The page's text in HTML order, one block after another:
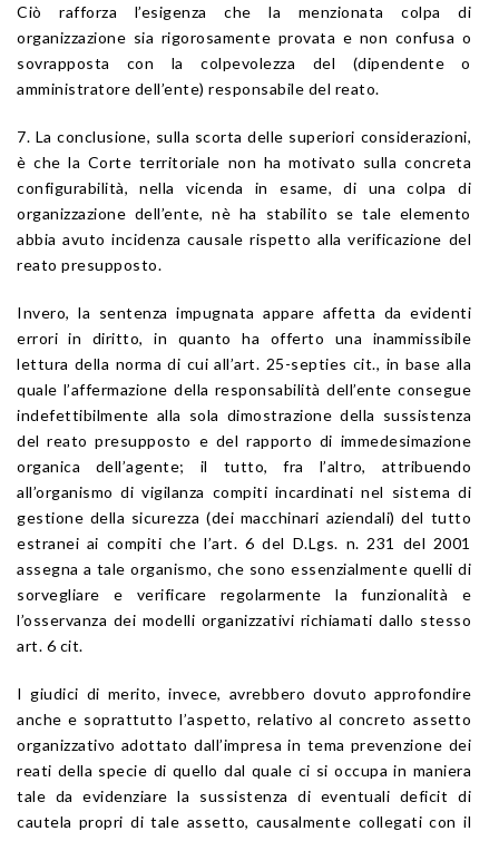
Ciò rafforza l’esigenza che la menzionata colpa di
organizzazione sia rigorosamente provata e non confusa o
sovrapposta con la colpevolezza del (dipendente o
amministratore dell’ente) responsabile del reato.
7. La conclusione, sulla scorta delle superiori considerazioni,
è che la Corte territoriale non ha motivato sulla concreta
configurabilità, nella vicenda in esame, di una colpa di
organizzazione dell’ente, nè ha stabilito se tale elemento
abbia avuto incidenza causale rispetto alla verificazione del
reato presupposto.
Invero, la sentenza impugnata appare affetta da evidenti
errori in diritto, in quanto ha offerto una inammissibile
lettura della norma di cui all’art. 25-septies cit., in base alla
quale l’affermazione della responsabilità dell’ente consegue
indefettibilmente alla sola dimostrazione della sussistenza
del reato presupposto e del rapporto di immedesimazione
organica dell’agente; il tutto, fra l’altro, attribuendo
all’organismo di vigilanza compiti incardinati nel sistema di
gestione della sicurezza (dei macchinari aziendali) del tutto
estranei ai compiti che l’art. 6 del D.Lgs. n. 231 del 2001
assegna a tale organismo, che sono essenzialmente quelli di
sorvegliare e verificare regolarmente la funzionalità e
l’osservanza dei modelli organizzativi richiamati dallo stesso
art. 6 cit.
I giudici di merito, invece, avrebbero dovuto approfondire
anche e soprattutto l’aspetto, relativo al concreto assetto
organizzativo adottato dall’impresa in tema prevenzione dei
reati della specie di quello dal quale ci si occupa in maniera
tale da evidenziare la sussistenza di eventuali deficit di
cautela propri di tale assetto, causalmente collegati con il